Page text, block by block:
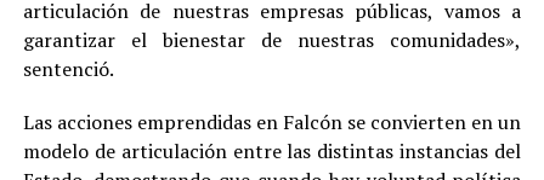
articulación de nuestras empresas públicas, vamos a
garantizar el bienestar de nuestras comunidades»,
sentenció.
Las acciones emprendidas en Falcón se convierten en un
modelo de articulación entre las distintas instancias del